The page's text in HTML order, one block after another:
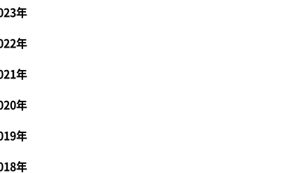
年
年
年
年
年
年